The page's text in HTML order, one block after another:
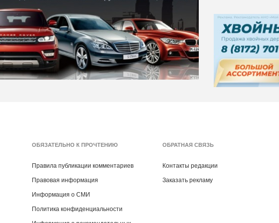
ОБЯЗАТЕЛЬНО К ПРОЧТЕНИЮ
Правила публикации комментариев
Правовая информация
Информация о СМИ
Политика конфиденциальности
ОБРАТНАЯ СВЯЗЬ
Контакты редакции
Заказать рекламу